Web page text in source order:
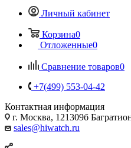
Личный кабинет
Корзина0
Отложенные0
Сравнение товаров0
+7(499) 553-04-42
Контактная информация
г. Москва, 121309б
sales@hiwatch.ru